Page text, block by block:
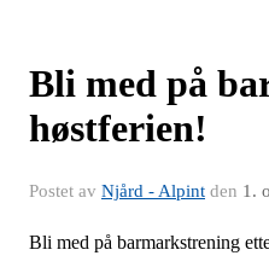
Bli med på
høstferien!
Postet av Njård - Alpint den 1.
Bli med på barmarkstrening